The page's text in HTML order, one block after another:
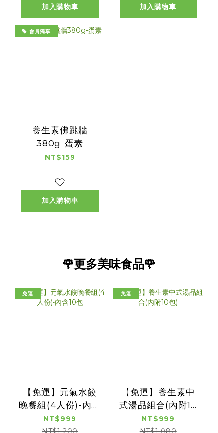
加入購物車 加入購物車
會員獨享
養生素佛跳牆
380g-蛋素
NT$159
加入購物車
🌹更多美味食品🌹
免運
【免運】元氣水餃
晚餐組(4人份)-內含
10包
NT$999
免運
【免運】養生素中
式湯品組合(內附10
包)
NT$999